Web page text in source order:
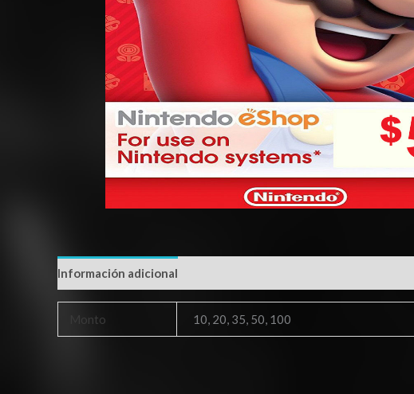
Información adicional
Monto 10, 20, 35, 50, 100